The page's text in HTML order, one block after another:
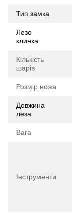
Тип замка
Лезо
клинка
Кількість
шарів
Розмір ножа
Довжина
леза
Вага
Інструменти